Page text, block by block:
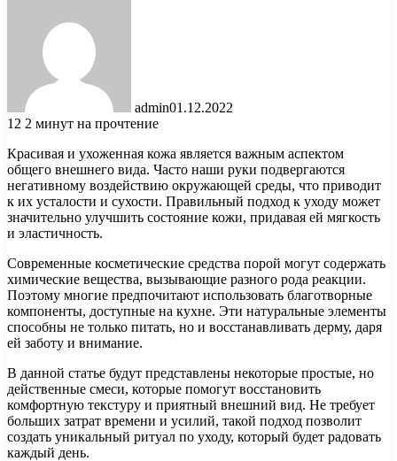
admin01.12.2022
12 2 минут на прочтение
Красивая и ухоженная кожа является важным аспектом
общего внешнего вида. Часто наши руки подвергаются
негативному воздействию окружающей среды, что приводит
к их усталости и сухости. Правильный подход к уходу может
значительно улучшить состояние кожи, придавая ей мягкость
и эластичность.
Современные косметические средства порой могут содержать
химические вещества, вызывающие разного рода реакции.
Поэтому многие предпочитают использовать благотворные
компоненты, доступные на кухне. Эти натуральные элементы
способны не только питать, но и восстанавливать дерму, даря
ей заботу и внимание.
В данной статье будут представлены некоторые простые, но
действенные смеси, которые помогут восстановить
комфортную текстуру и приятный внешний вид. Не требует
больших затрат времени и усилий, такой подход позволит
создать уникальный ритуал по уходу, который будет радовать
каждый день.